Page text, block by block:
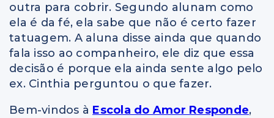
outra para cobrir. Segundo alunam como
ela é da fé, ela sabe que não é certo fazer
tatuagem. A aluna disse ainda que quando
fala isso ao companheiro, ele diz que essa
decisão é porque ela ainda sente algo pelo
ex. Cinthia perguntou o que fazer.
Bem-vindos à Escola do Amor Responde,